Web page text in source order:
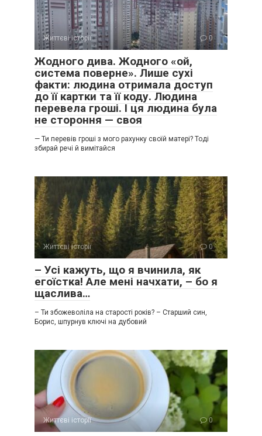
Життєві історії 0
Жодного дива. Жодного «ой,
система поверне». Лише сухі
факти: людина отримала доступ
до її картки та її коду. Людина
перевела гроші. І ця людина була
не стороння — своя
— Ти перевів гроші з мого рахунку своїй матері? Тоді
збирай речі й вимітайся
Життєві історії 0
– Усі кажуть, що я вчинила, як
егоїстка! Але мені начхати, – бо я
щаслива…
– Ти збожеволіла на старості років? – Старший син,
Борис, шпурнув ключі на дубовий
Життєві історії 0